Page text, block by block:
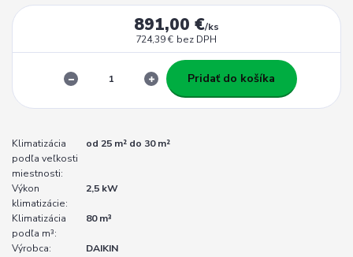
891,00 €/ks
724,39 € bez DPH
Pridať do košíka
Klimatizácia
podľa veľkosti
miestnosti:
od 25 m² do 30 m²
Výkon
klimatizácie:
2,5 kW
Klimatizácia
podľa m³:
80 m³
Výrobca:
DAIKIN